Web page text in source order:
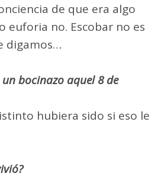
de que era algo
euforia no. Escobar no es
digamos…
bocinazo aquel 8 de
hubiera sido si eso le